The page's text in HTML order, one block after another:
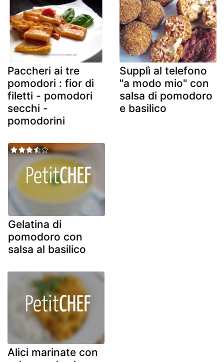
Paccheri ai tre
pomodori : fior di
filetti - pomodori
secchi -
pomodorini
Supplì al telefono
"a modo mio" con
salsa di pomodoro
e basilico
Gelatina di
pomodoro con
salsa al basilico
Alici marinate con